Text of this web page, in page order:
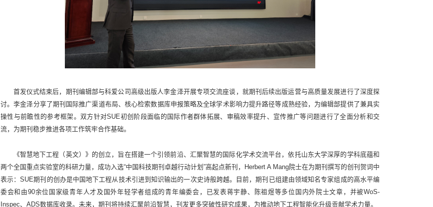
首发仪式结束后，期刊编辑部与科爱公司高级出版人李金泽开展专项交流座谈，就期刊后续出版运营与高质量发展进行了深度探
讨。李金泽分享了期刊国际推广渠道布局、核心检索数据库申报策略及全球学术影响力提升路径等成熟经验，为编辑部提供了兼具实
操性与前瞻性的参考框架。双方针对SUE初创阶段面临的国际作者群体拓展、审稿效率提升、宣传推广等问题进行了全面分析和交
流，为期刊稳步推进各项工作筑牢合作基础。
《智慧地下工程（英文）》的创立，旨在搭建一个引领前沿、汇聚智慧的国际化学术交流平台，依托山东大学深厚的学科底蕴和
两个全国重点实验室的科研力量，成功入选“中国科技期刊卓越行动计划”高起点新刊，Herbert A Mang院士在为期刊撰写的创刊贺词中
表示：SUE期刊的创办是中国地下工程从技术引进到知识输出的一次史诗般跨越。目前，期刊已组建由领域知名专家组成的高水平编
委会和由90余位国家级青年人才及国外年轻学者组成的青年编委会，已发表蒋宇静、陈祖煜等多位国内外院士文章，并被WoS-
Inspec、ADS数据库收录。未来，期刊将持续汇聚前沿智慧，刊发更多突破性研究成果，为推动地下工程智能化升级贡献学术力量。